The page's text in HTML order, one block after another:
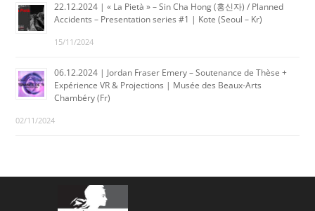
22.12.2024 | « La Pietà » – Sin Cha Hong (홍신자) / Planned
Accidents – Presentation series #1 | Kote (Seoul – Kr)
15/11/2024
06.12.2024 | Jordan Fraser Emery – Soutenance de Thèse +
Expérience VR & Projections | Musée des Beaux-Arts
Chambéry (Fr)
02/11/2024